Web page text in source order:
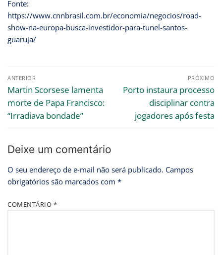
Fonte:
https://www.cnnbrasil.com.br/economia/negocios/road-
show-na-europa-busca-investidor-para-tunel-santos-
guaruja/
ANTERIOR
Martin Scorsese lamenta
morte de Papa Francisco:
“Irradiava bondade”
PRÓXIMO
Porto instaura processo
disciplinar contra
jogadores após festa
Deixe um comentário
O seu endereço de e-mail não será publicado. Campos
obrigatórios são marcados com *
COMENTÁRIO *